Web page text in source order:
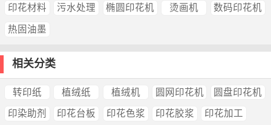
印花材料 污水处理 椭圆印花机 烫画机 数码印花机
热固油墨
相关分类
转印纸 植绒纸 植绒机 圆网印花机 圆盘印花机
印染助剂 印花台板 印花色浆 印花胶浆 印花加工